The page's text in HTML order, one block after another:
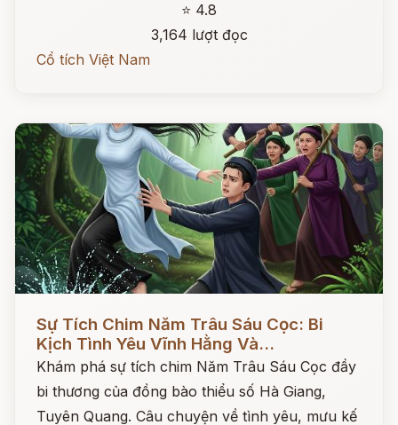
⭐ 4.8
3,164 lượt đọc
Cổ tích Việt Nam
Sự Tích Chim Năm Trâu Sáu Cọc: Bi
Kịch Tình Yêu Vĩnh Hằng Và...
Khám phá sự tích chim Năm Trâu Sáu Cọc đầy
bi thương của đồng bào thiểu số Hà Giang,
Tuyên Quang. Câu chuyện về tình yêu, mưu kế